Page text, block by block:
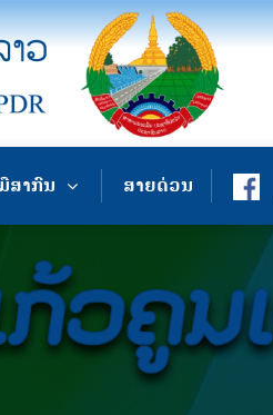
ສາກົນ ສາຍດ່ວນ